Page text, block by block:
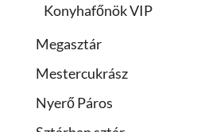
Konyhafőnök VIP
Megasztár
Mestercukrász
Nyerő Páros